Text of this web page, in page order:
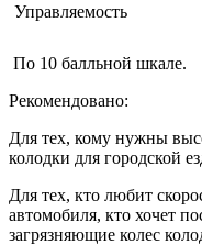
Управляемость
По 10 балльной шкале.
Рекомендовано:
Для тех, кому нужны
колодки для городской
Для тех, кто любит
автомобиля, кто хочет
загрязняющие колес